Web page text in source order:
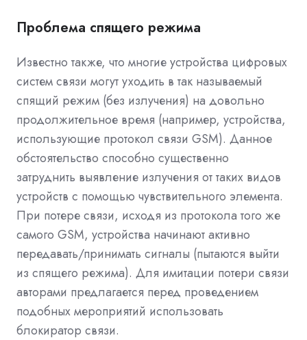
Проблема спящего режима
Известно также, что многие устройства цифровых
систем связи могут уходить в так называемый
спящий режим (без излучения) на довольно
продолжительное время (например, устройства,
использующие протокол связи GSM). Данное
обстоятельство способно существенно
затруднить выявление излучения от таких видов
устройств с помощью чувствительного элемента.
При потере связи, исходя из протокола того же
самого GSM, устройства начинают активно
передавать/принимать сигналы (пытаются выйти
из спящего режима). Для имитации потери связи
авторами предлагается перед проведением
подобных мероприятий использовать
блокиратор связи.